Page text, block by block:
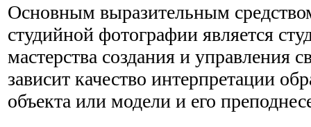
Основным выразительным
студийной фотографии является
мастерства создания и управления
зависит качество интерпретации
объекта или модели и его